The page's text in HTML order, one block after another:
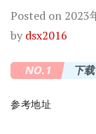
Posted on 2023
by dsx2016
NO.1 下
参考地址